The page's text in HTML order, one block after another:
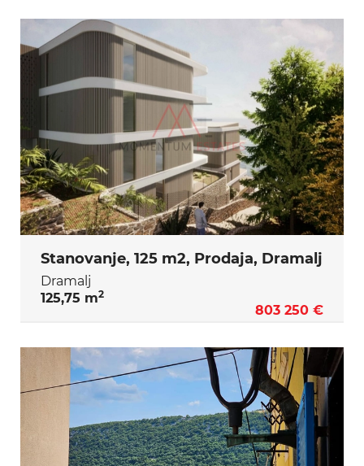
Stanovanje, 125 m2, Prodaja, Dramalj
Dramalj
125,75 m2
803 250 €